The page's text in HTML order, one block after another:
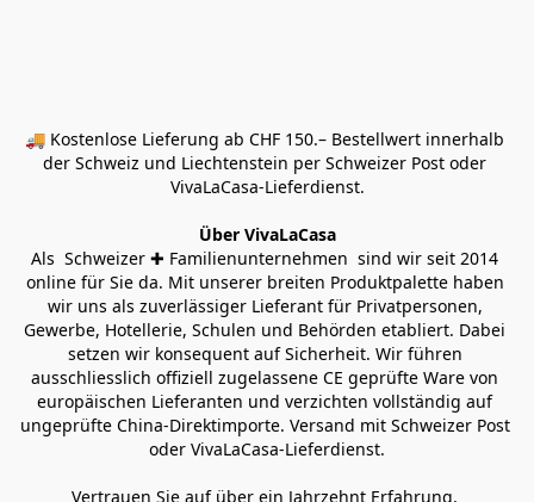
🚚 Kostenlose Lieferung ab CHF 150.– Bestellwert innerhalb
der Schweiz und Liechtenstein per Schweizer Post oder
VivaLaCasa-Lieferdienst.
Über VivaLaCasa
Als  Schweizer ✚ Familienunternehmen  sind wir seit 2014
online für Sie da. Mit unserer breiten Produktpalette haben
wir uns als zuverlässiger Lieferant für Privatpersonen,
Gewerbe, Hotellerie, Schulen und Behörden etabliert. Dabei
setzen wir konsequent auf Sicherheit. Wir führen
ausschliesslich offiziell zugelassene CE geprüfte Ware von
europäischen Lieferanten und verzichten vollständig auf
ungeprüfte China-Direktimporte. Versand mit Schweizer Post
oder VivaLaCasa-Lieferdienst.
Vertrauen Sie auf über ein Jahrzehnt Erfahrung,